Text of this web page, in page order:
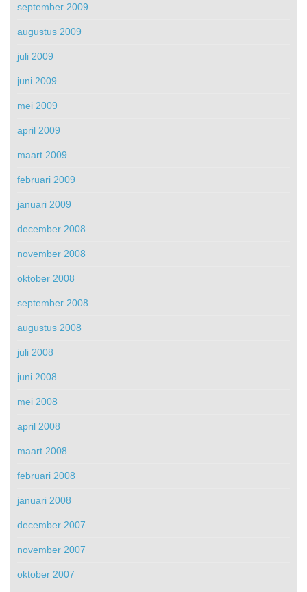
september 2009
augustus 2009
juli 2009
juni 2009
mei 2009
april 2009
maart 2009
februari 2009
januari 2009
december 2008
november 2008
oktober 2008
september 2008
augustus 2008
juli 2008
juni 2008
mei 2008
april 2008
maart 2008
februari 2008
januari 2008
december 2007
november 2007
oktober 2007